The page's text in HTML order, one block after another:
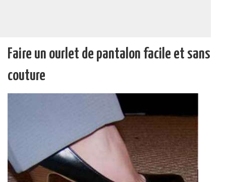
Faire un ourlet de pantalon facile et sans
couture